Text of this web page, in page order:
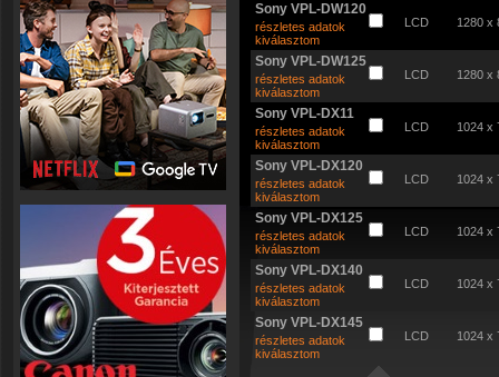
Sony VPL-DW120
részletes adatok
kiválasztom
LCD 1280 x
Sony VPL-DW125
részletes adatok
kiválasztom
LCD 1280 x
Sony VPL-DX11
részletes adatok
kiválasztom
LCD 1024 x
Sony VPL-DX120
részletes adatok
kiválasztom
LCD 1024 x
Sony VPL-DX125
részletes adatok
kiválasztom
LCD 1024 x
Sony VPL-DX140
részletes adatok
kiválasztom
LCD 1024 x
Sony VPL-DX145
részletes adatok
kiválasztom
LCD 1024 x